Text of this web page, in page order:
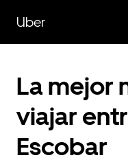
contenido
principal
Uber
La mejor
viajar
Escobar